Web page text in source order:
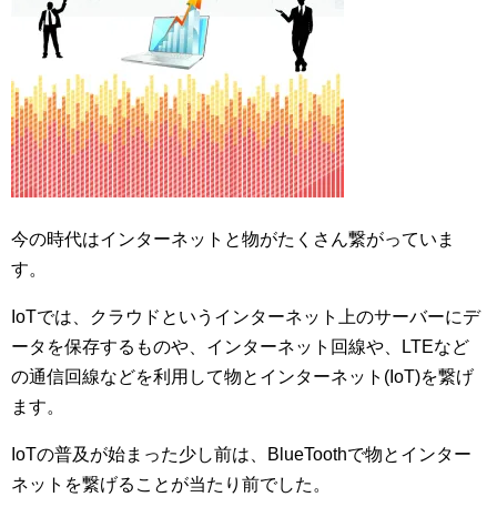
今の時代はインターネットと物がたくさん繋がっていま
す。
IoTでは、クラウドというインターネット上のサーバーにデ
ータを保存するものや、インターネット回線や、LTEなど
の通信回線などを利用して物とインターネット(IoT)を繋げ
ます。
IoTの普及が始まった少し前は、BlueToothで物とインター
ネットを繋げることが当たり前でした。